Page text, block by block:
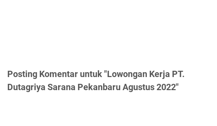
Posting Komentar untuk "Lowongan Kerja PT.
Dutagriya Sarana Pekanbaru Agustus 2022"